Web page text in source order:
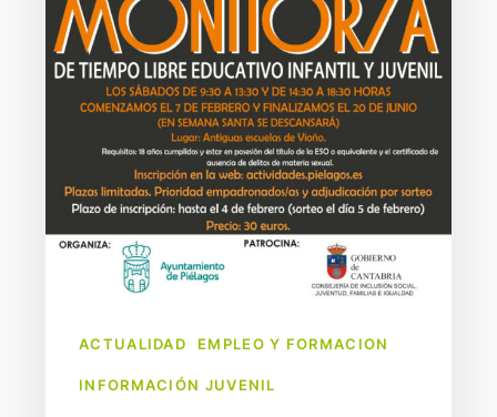
Monitor/a
de
Tiempo
Libre
Educativo
Piélagos
ACTUALIDAD EMPLEO Y FORMACION
INFORMACIÓN JUVENIL